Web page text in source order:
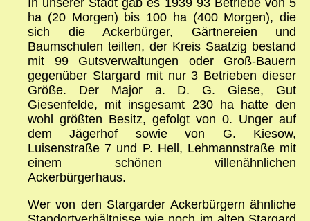
In unserer Stadt gab es 1939 93 Betriebe von 5
ha (20 Morgen) bis 100 ha (400 Morgen), die
sich die Ackerbürger, Gärtnereien und
Baumschulen teilten, der Kreis Saatzig bestand
mit 99 Gutsverwaltungen oder Groß-Bauern
gegenüber Stargard mit nur 3 Betrieben dieser
Größe. Der Major a. D. G. Giese, Gut
Giesenfelde, mit insgesamt 230 ha hatte den
wohl größten Besitz, gefolgt von 0. Unger auf
dem Jägerhof sowie von G. Kiesow,
Luisenstraße 7 und P. Hell, Lehmannstraße mit
einem schönen villenähnlichen
Ackerbürgerhaus.
Wer von den Stargarder Ackerbürgern ähnliche